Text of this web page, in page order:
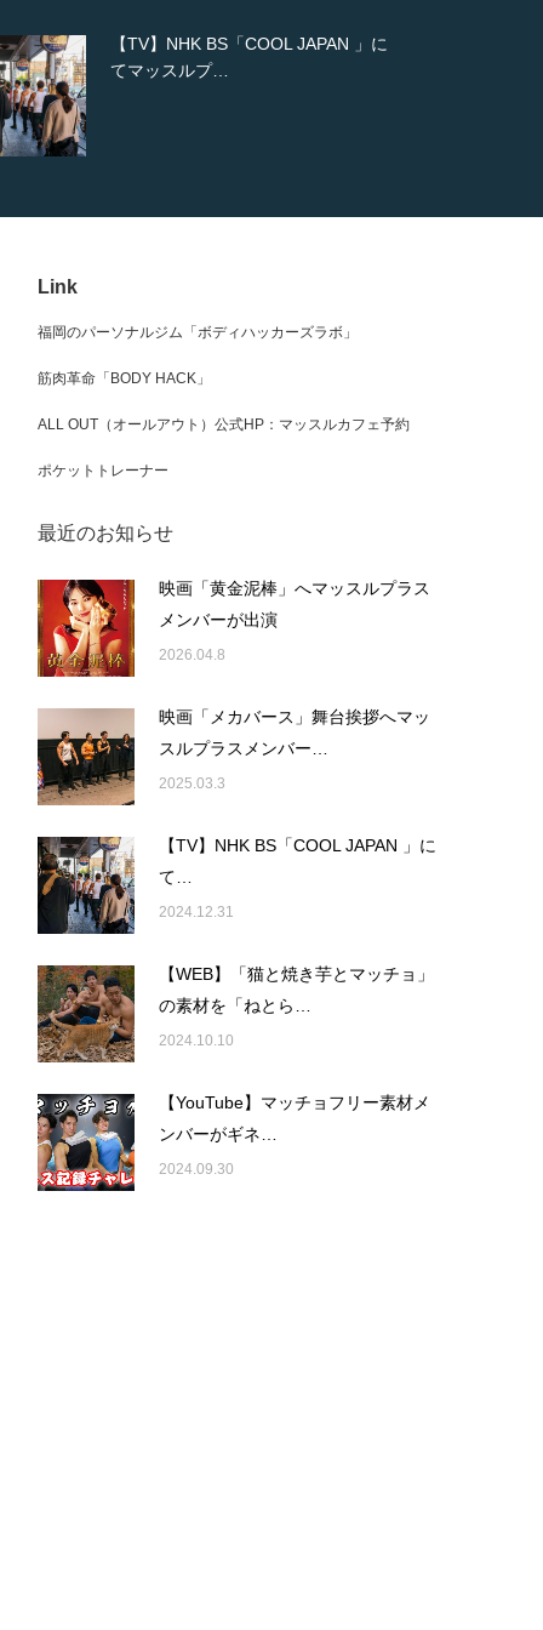
NHK BS「COOL JAPAN 」に
スルプ…
Link
福岡のパーソナルジム「ボディハッカーズラボ」
筋肉革命「BODY HACK」
ALL OUT（オールアウト）公式HP：マッスルカフェ予約
ポケットトレーナー
最近のお知らせ
映画「黄金泥棒」へマッスルプラス
メンバーが出演
2026.04.8
映画「メカバース」舞台挨拶へマッ
スルプラスメンバー…
2025.03.3
【TV】NHK BS「COOL JAPAN 」に
て…
2024.12.31
【WEB】「猫と焼き芋とマッチョ」
の素材を「ねとら…
2024.10.10
【YouTube】マッチョフリー素材メ
ンバーがギネ…
2024.09.30